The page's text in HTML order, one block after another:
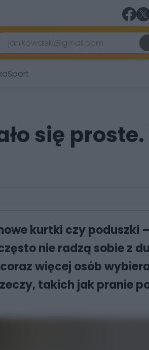
Sport
się proste.
kurtki czy poduszki
nie radzą sobie z
więcej osób
takich jak pranie